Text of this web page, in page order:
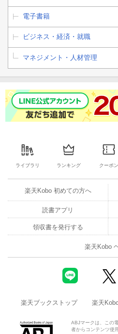
電子書籍
ビジネス・経済・就職
マネジメント・人材管理
ライブラリ ランキング クーポン
楽天Kobo 初めての方へ
読書アプリ
領収書を発行する
楽天Kobo
楽天ブックストップ 楽天
ABJマークは、この
者からコンテンツ使